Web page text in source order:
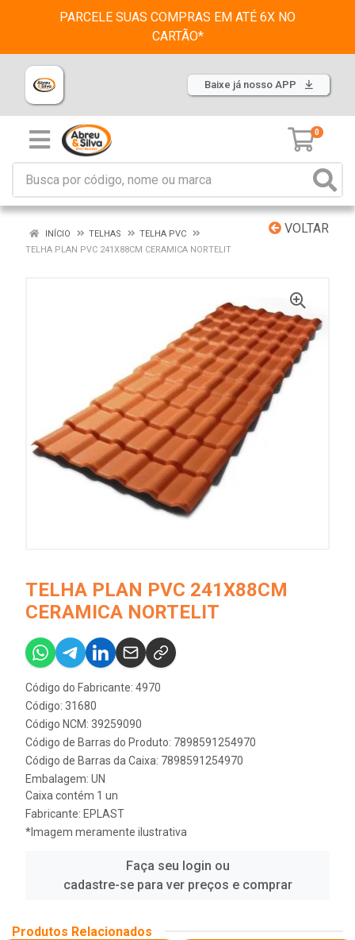
PARCELE SUAS COMPRAS EM ATÉ 6X NO
CARTÃO*
Baixe já nosso APP
0
VOLTAR
INÍCIO TELHAS
TELHA PVC
TELHA PLAN PVC 241X88CM CERAMICA NORTELIT
TELHA PLAN PVC 241X88CM
CERAMICA NORTELIT
Código do Fabricante: 4970
Código: 31680
Código NCM: 39259090
Código de Barras do Produto: 7898591254970
Código de Barras da Caixa: 7898591254970
Embalagem: UN
Caixa contém 1 un
Fabricante: EPLAST
*Imagem meramente ilustrativa
Faça seu login ou
cadastre-se para ver preços e comprar
Produtos Relacionados